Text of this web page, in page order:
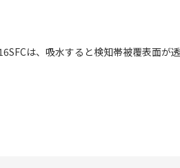
は、吸水すると検知帯被覆表面が